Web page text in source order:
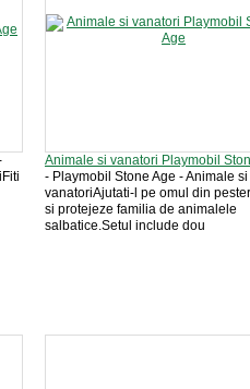
Animale si vanatori Playmobil
- Playmobil Stone Age - Animale si
vanatoriAjutati-l pe omul din
si protejeze familia de animalele
salbatice.Setul include dou